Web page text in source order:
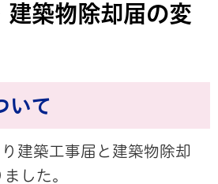
建築物除却届の変
いて
建築工事届と建築物除却
した。